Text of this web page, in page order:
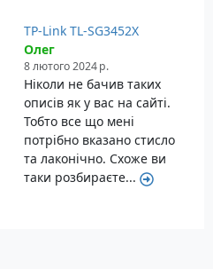
TP-Link TL-SG3452X
Олег
8 лютого 2024 р.
Ніколи не бачив таких
описів як у вас на сайті.
Тобто все що мені
потрібно вказано стисло
та лаконічно. Схоже ви
таки розбираєте...